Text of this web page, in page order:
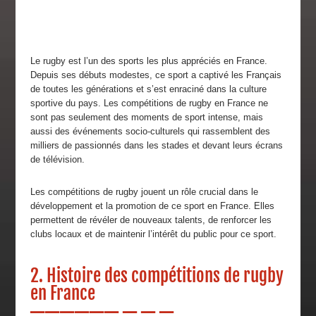
Le rugby est l’un des sports les plus appréciés en France.
Depuis ses débuts modestes, ce sport a captivé les Français
de toutes les générations et s’est enraciné dans la culture
sportive du pays. Les compétitions de rugby en France ne
sont pas seulement des moments de sport intense, mais
aussi des événements socio-culturels qui rassemblent des
milliers de passionnés dans les stades et devant leurs écrans
de télévision.
Les compétitions de rugby jouent un rôle crucial dans le
développement et la promotion de ce sport en France. Elles
permettent de révéler de nouveaux talents, de renforcer les
clubs locaux et de maintenir l’intérêt du public pour ce sport.
2. Histoire des compétitions de rugby
en France